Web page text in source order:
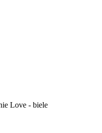
Love - biele